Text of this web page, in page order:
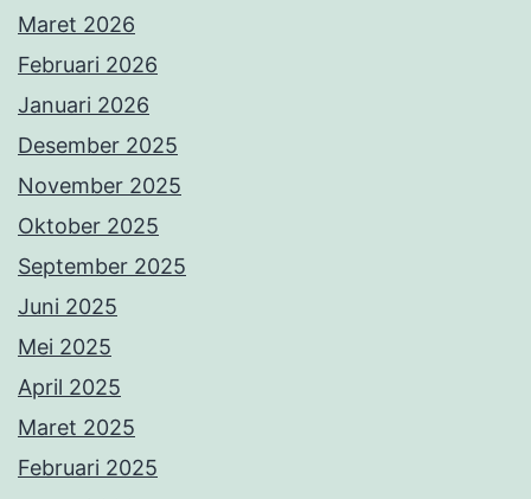
Maret 2026
Februari 2026
Januari 2026
Desember 2025
November 2025
Oktober 2025
September 2025
Juni 2025
Mei 2025
April 2025
Maret 2025
Februari 2025